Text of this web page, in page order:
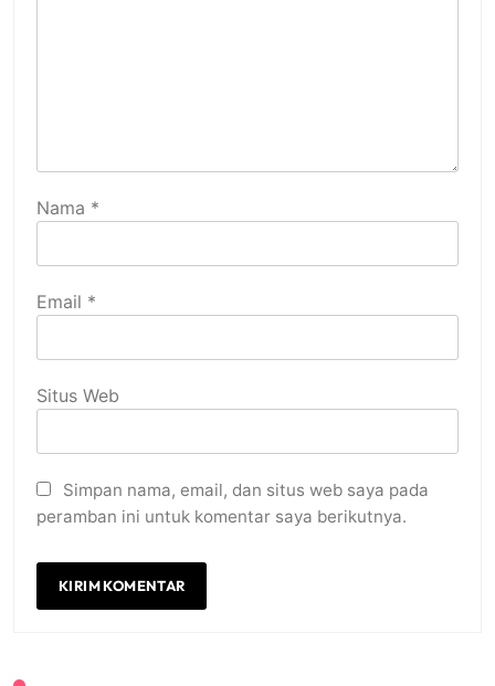
Nama *
Email *
Situs Web
Simpan nama, email, dan situs web saya pada
peramban ini untuk komentar saya berikutnya.